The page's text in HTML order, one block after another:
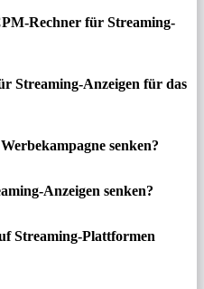
Rechner für Streaming-
Streaming-Anzeigen für das
senken?
Anzeigen senken?
Streaming-Plattformen